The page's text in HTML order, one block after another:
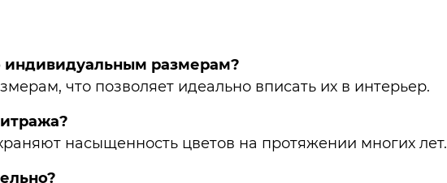
индивидуальным размерам?
что позволяет идеально вписать их в интерьер.
насыщенность цветов на протяжении многих лет.